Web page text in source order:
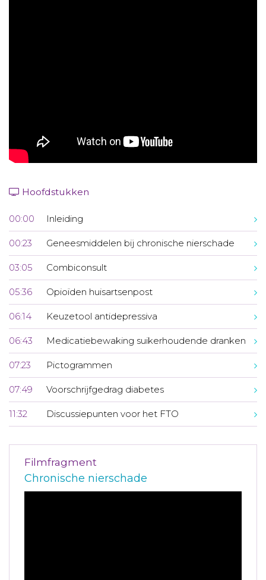
Hoofdstukken
00:00 Inleiding
00:23 Geneesmiddelen bij chronische nierschade
03:05 Combiconsult
05:36 Opioïden huisartsenpost
06:14 Keuzetool antidepressiva
06:43 Medicatiebewaking suikerhoudende dranken
07:23 Pictogrammen
07:49 Voorschrijfgedrag diabetes
11:32 Discussiepunten voor het FTO
Filmfragment
Chronische nierschade